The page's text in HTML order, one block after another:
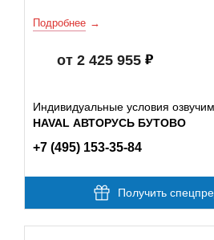
Подробнее
от 2 425 955
Индивидуальные условия
HAVAL АВТОРУСЬ БУТОВО
+7 (495) 153-35-84
Получить